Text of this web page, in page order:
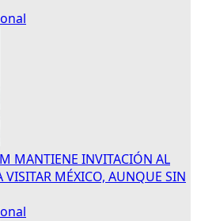
MANTIENE INVITACIÓN AL
VISITAR MÉXICO, AUNQUE SIN